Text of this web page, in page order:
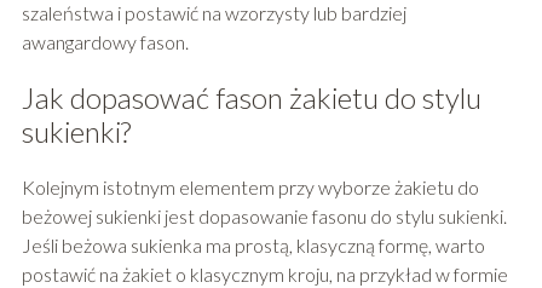
szaleństwa i postawić na wzorzysty lub bardziej
awangardowy fason.
Jak dopasować fason żakietu do stylu
sukienki?
Kolejnym istotnym elementem przy wyborze żakietu do
beżowej sukienki jest dopasowanie fasonu do stylu sukienki.
Jeśli beżowa sukienka ma prostą, klasyczną formę, warto
postawić na żakiet o klasycznym kroju, na przykład w formie